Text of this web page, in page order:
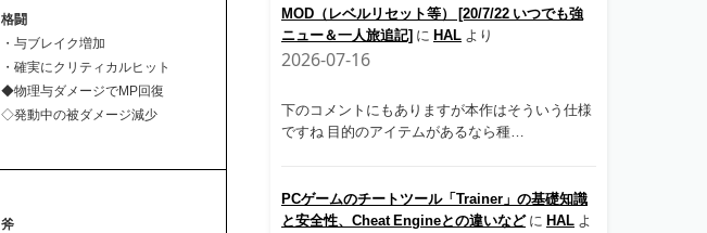
格闘
・与ブレイク増加
・確実にクリティカルヒット
◆物理与ダメージでMP回復
◇発動中の被ダメージ減少
斧
MOD（レベルリセット等） [20/7/22 いつでも強
ニュー＆一人旅追記] に HAL より
2026-07-16
下のコメントにもありますが本作はそういう仕様
ですね 目的のアイテムがあるなら種…
PCゲームのチートツール「Trainer」の基礎知識
と安全性、Cheat Engineとの違いなどに HAL よ